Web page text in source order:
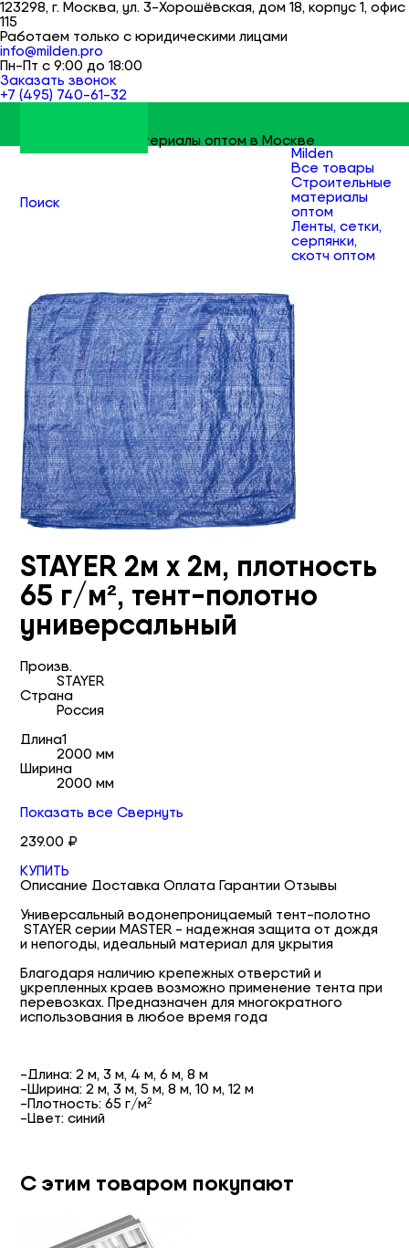
123298, г. Москва, ул. 3-Хорошёвская, дом 18, корпус 1, офис
115
Работаем только с юридическими лицами
info@milden.pro
Пн-Пт с 9:00 до 18:00
Заказать звонок
+7 (495) 740-61-32
Строительные материалы оптом в Москве
Поиск
Milden
Все товары
Строительные
материалы
оптом
Ленты, сетки,
серпянки,
скотч оптом
STAYER 2м х 2м, плотность
65 г/м², тент-полотно
универсальный
Произв.
STAYER
Страна
Россия
Длина1
2000 мм
Ширина
2000 мм
Показать все Свернуть
239.00 ₽
КУПИТЬ
Описание Доставка Оплата Гарантии Отзывы
Универсальный водонепроницаемый тент-полотно
STAYER серии MASTER - надежная защита от дождя
и непогоды, идеальный материал для укрытия
Благодаря наличию крепежных отверстий и
укрепленных краев возможно применение тента при
перевозках. Предназначен для многократного
использования в любое время года
-Длина: 2 м, 3 м, 4 м, 6 м, 8 м
-Ширина: 2 м, 3 м, 5 м, 8 м, 10 м, 12 м
-Плотность: 65 г/м²
-Цвет: синий
С этим товаром покупают